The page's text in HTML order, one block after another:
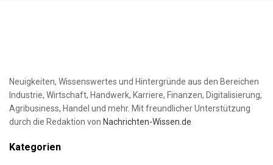
Neuigkeiten, Wissenswertes und Hintergründe aus den Bereichen
Industrie, Wirtschaft, Handwerk, Karriere, Finanzen, Digitalisierung,
Agribusiness, Handel und mehr. Mit freundlicher Unterstützung
durch die Redaktion von Nachrichten-Wissen.de
Kategorien